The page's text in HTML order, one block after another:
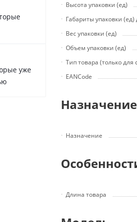
Высота упаковки (ед)
Габариты упаковки
Вес упаковки (ед)
Объем упаковки (ед)
Тип товара (только для
EANCode
Назначение
Назначение
Длина товара
уже